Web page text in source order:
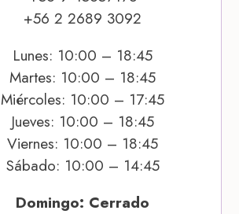
+56 2 2689 3092
Lunes: 10:00 – 18:45
Martes: 10:00 – 18:45
Miércoles: 10:00 – 17:45
Jueves: 10:00 – 18:45
Viernes: 10:00 – 18:45
Sábado: 10:00 – 14:45
Domingo: Cerrado